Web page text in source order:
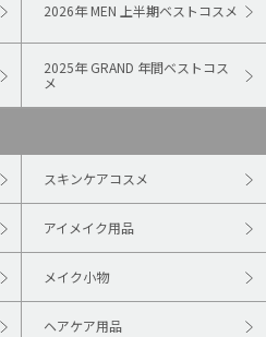
2026年 MEN 上半期ベストコスメ
2025年 GRAND 年間ベストコス
メ
スキンケアコスメ
アイメイク用品
メイク小物
ヘアケア用品